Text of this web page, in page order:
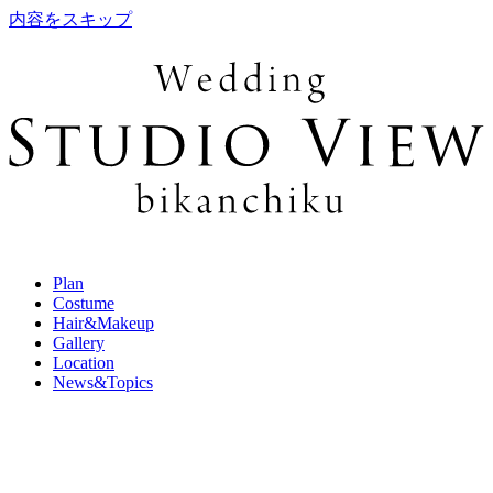
内容をスキップ
Plan
Costume
Hair&Makeup
Gallery
Location
News&Topics